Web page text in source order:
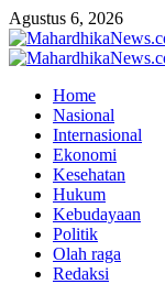
Skip
to
content
Agustus 6, 2026
Primary
Home
Nasional
Internasional
Ekonomi
Kesehatan
Hukum
Kebudayaan
Politik
Olah raga
Redaksi